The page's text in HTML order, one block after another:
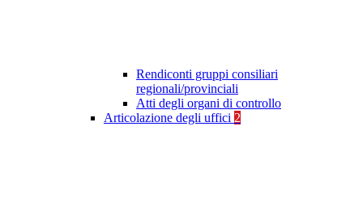
Rendiconti gruppi consiliari
regionali/provinciali
Atti degli organi di controllo
Articolazione degli uffici 2